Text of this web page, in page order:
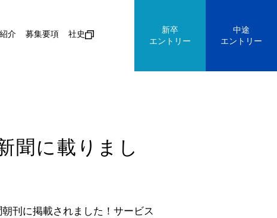
介 募集要項 社史
新卒
エントリー
中途
エントリー
聞に載りまし
刊に掲載されました！サービス